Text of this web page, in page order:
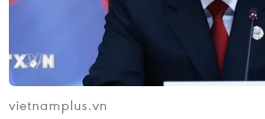
vietnamplus.vn